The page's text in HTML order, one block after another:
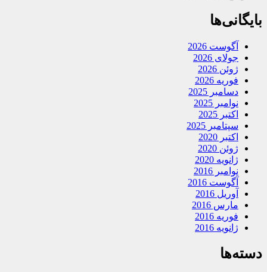
بایگانی‌ها
آگوست 2026
جولای 2026
ژوئن 2026
فوریه 2026
دسامبر 2025
نوامبر 2025
اکتبر 2025
سپتامبر 2025
اکتبر 2020
ژوئن 2020
ژانویه 2020
نوامبر 2016
آگوست 2016
آوریل 2016
مارس 2016
فوریه 2016
ژانویه 2016
دسته‌ها